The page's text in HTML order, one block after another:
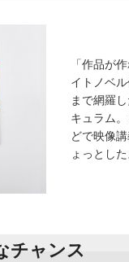
「作品が
イトノベ
まで網羅
キュラム
どで映像
ょっとし
チャンス